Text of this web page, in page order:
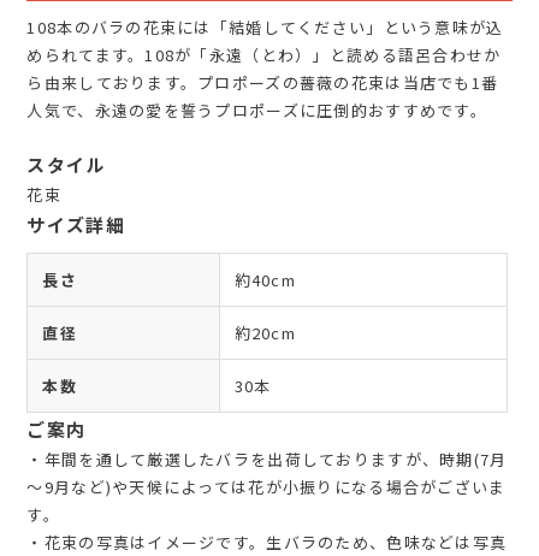
108本のバラの花束には「結婚してください」という意味が込
められてます。108が「永遠（とわ）」と読める語呂合わせか
ら由来しております。プロポーズの薔薇の花束は当店でも1番
人気で、永遠の愛を誓うプロポーズに圧倒的おすすめです。
スタイル
花束
サイズ詳細
長さ 約40cm
直径 約20cm
本数 30本
ご案内
・年間を通して厳選したバラを出荷しておりますが、時期(7月
～9月など)や天候によっては花が小振りになる場合がございま
す。
・花束の写真はイメージです。生バラのため、色味などは写真